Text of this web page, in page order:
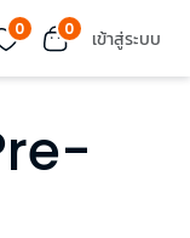
0 0 เข้าสู่ระบบ